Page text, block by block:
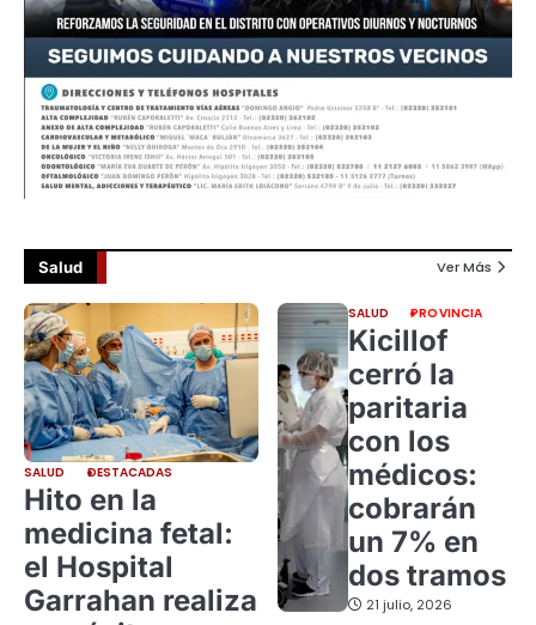
Salud Ver Más
SALUD DESTACADAS
Hito en la
medicina fetal:
el Hospital
Garrahan realiza
SALUD PROVINCIA
Kicillof
cerró la
paritaria
con los
médicos:
cobrarán
un 7% en
dos tramos
21 julio, 2026